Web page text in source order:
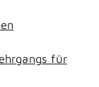
für